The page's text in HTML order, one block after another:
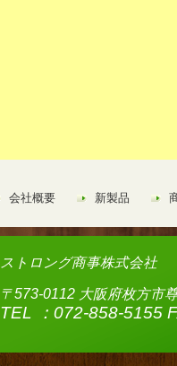
会社概要 新製品
ストロング商事株式会社
〒573-0112 大阪府枚方市
TEL ：072-858-5155